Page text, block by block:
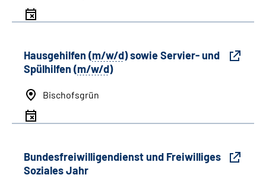
Hausgehilfen (m/w/d) sowie Servier- und
Spülhilfen (m/w/d)
Bischofsgrün
Bundesfreiwilligendienst und Freiwilliges
Soziales Jahr